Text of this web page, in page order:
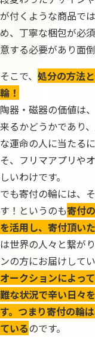
が付くような商品で
め、丁寧な梱包が必
意する必要があり面倒
そこで、 処分の方法
輪！
陶器・磁器の価値は
来るかどうかであり
な運命の人に当たる
そ、フリマアプリや
しいわけです。
でも寄付の輪には、
す！というのも寄付
を活用し、寄付頂い
は世界の人々と繋が
ンの方にお届けしてい
オークションによっ
難な状況で辛い日々
す。つまり寄付の輪
ているのです。